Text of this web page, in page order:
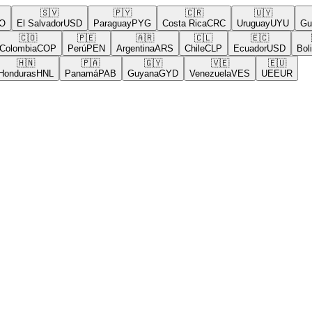
🇸🇻
El SalvadorUSD
🇵🇾
ParaguayPYG
🇨🇷
Costa RicaCRC
🇺🇾
UruguayUYU
🇨🇴
COP
🇵🇪
PerúPEN
🇦🇷
ArgentinaARS
🇨🇱
ChileCLP
🇪🇨
EcuadorUSD
🇭🇳
HNL
🇵🇦
PanamáPAB
🇬🇾
GuyanaGYD
🇻🇪
VenezuelaVES
🇪🇺
UEEUR